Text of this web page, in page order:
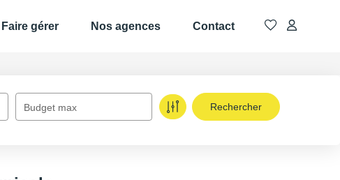
Faire gérer Nos agences Contact
Budget max